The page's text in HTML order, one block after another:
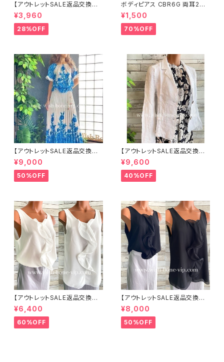
【アウトレットSALE返品交換不
可8/20まで】つば広サマーハッ
ト・通気性・軽量 ワイヤー入りハ
ット ボーダー＆BIGリボン・女優
帽 UV/紫外線対策 レディースハ
¥3,960
28%OFF
ボディピアス CBR6G 両耳2個
セット 1ボール ネジ式 簡単脱着
サージカルステンレス NY直輸
入
¥1,500
70%OFF
【アウトレットSALE返品交換不
可8/20まで】イタリア製ロング・
マキシスカート＆トップス セット
アップ /ホワイト＆ブルー(S)(M)
(L)
¥9,000
50%OFF
【アウトレットSALE返品交換不
可8/20まで】イタリア製サマー
ジャケット｜Made in ITALY｜
リネン麻 飾りエリ ジャケット/ホ
ワイト
¥9,600
40%OFF
【アウトレットSALE返品交換不
可8/20まで】イタリア製 CASA
DEILUCA ITALY｜前フリル＆B
IGフリルトップス /ホワイト
¥6,400
60%OFF
【アウトレットSALE返品交換不
可8/20まで】イタリア製 CASA
DEILUCA ITALY｜前フリル＆B
IGフリルトップス /ブラック
¥8,000
50%OFF